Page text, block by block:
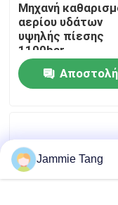
Επικοινωνήστε
Ειδήσεις
Βιομηχανικά
Βιομηχανικοί
Μηχανή
αερίου υδάτων
υψηλής πίεσης
1100bar
Αποστολή
Jammie Tang